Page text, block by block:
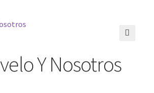
Y Nosotros